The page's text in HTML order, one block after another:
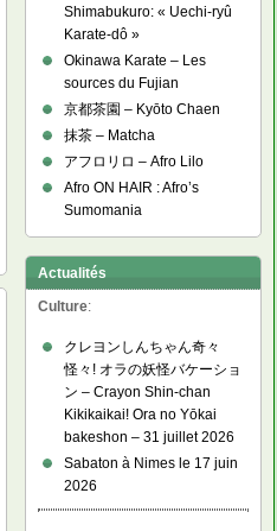
Shimabukuro: « Uechi-ryû
Karate-dô »
Okinawa Karate – Les
sources du Fujian
京都茶園 – Kyōto Chaen
抹茶 – Matcha
アフロリロ – Afro Lilo
Afro ON HAIR : Afro’s
Sumomania
Actualités
Culture:
クレヨンしんちゃん奇々
怪々! オラの妖怪バケーショ
ン – Crayon Shin-chan
Kikikaikai! Ora no Yōkai
bakeshon – 31 juillet 2026
Sabaton à Nimes le 17 juin
2026